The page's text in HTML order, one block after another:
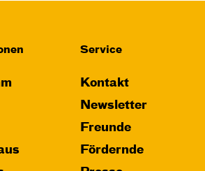
Service
Kontakt
Newsletter
Freunde
Fördernde